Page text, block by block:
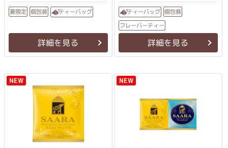
夏限定 個包装 ティーバッグ
詳細を見る
ティーバッグ 個包装
フレーバーティー
詳細を見る
NEW NEW